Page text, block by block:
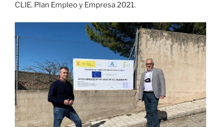
CLIE. Plan Empleo y Empresa 2021.